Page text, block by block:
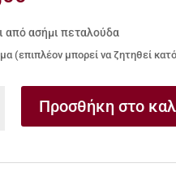
από ασήμι πεταλούδα
(επιπλέον μπορεί να ζητηθεί
Προσθήκη στο